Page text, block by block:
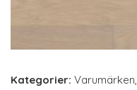
Kategorier: Varumärken,